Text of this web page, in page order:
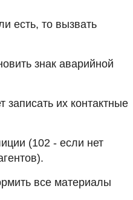
есть, то вызвать
знак аварийной
их контактные
(102 - если нет
все материалы